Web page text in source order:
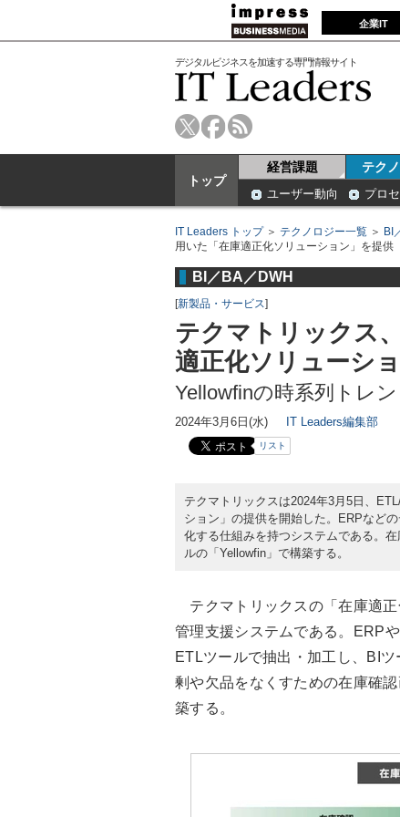
企業IT
デジタルビジネスを加速する専門情報サイト
トップ
経営課題 テク
ユーザー動向 プロ
IT Leaders トップ＞ テクノロジー一覧 ＞ BI
用いた「在庫適正化ソリューション」を提供
BI／BA／DWH
[新製品・サービス]
テクマトリックス
適正化ソリューシ
Yellowfinの時系列トレ
2024年3月6日(水) IT Leaders編集部
リスト
テクマトリックスは2024年3月5日、
ション」の提供を開始した。ERPなど
化する仕組みを持つシステムである。
ルの「Yellowfin」で構築する。
テクマトリックスの「在庫適
管理支援システムである。ERP
ETLツールで抽出・加工し、BI
剰や欠品をなくすための在庫確
築する。